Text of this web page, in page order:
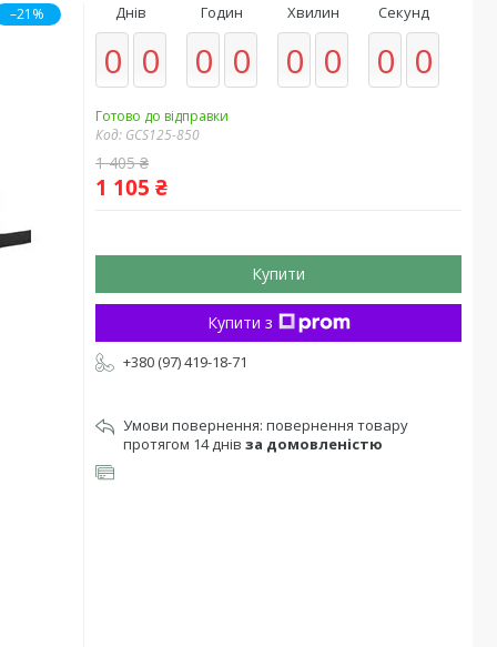
–21% Днів
0 0
Годин
0 0
Хвилин
0 0
Секунд
0 0
Готово до відправки
Код: GCS125-850
1 405 ₴
1 105 ₴
Купити
Купити з
+380 (97) 419-18-71
повернення товару
протягом 14 днів за домовленістю